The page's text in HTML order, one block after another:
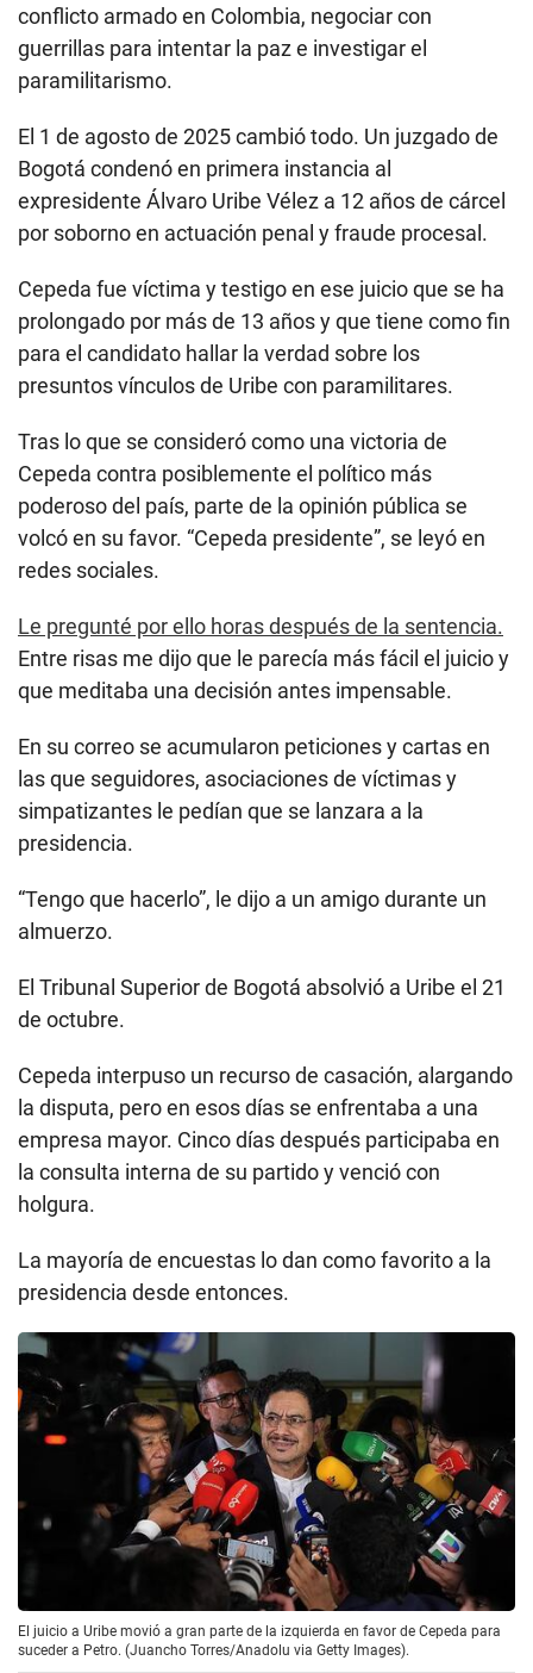
conflicto armado en Colombia, negociar con
guerrillas para intentar la paz e investigar el
paramilitarismo.
El 1 de agosto de 2025 cambió todo. Un juzgado de
Bogotá condenó en primera instancia al
expresidente Álvaro Uribe Vélez a 12 años de cárcel
por soborno en actuación penal y fraude procesal.
Cepeda fue víctima y testigo en ese juicio que se ha
prolongado por más de 13 años y que tiene como fin
para el candidato hallar la verdad sobre los
presuntos vínculos de Uribe con paramilitares.
Tras lo que se consideró como una victoria de
Cepeda contra posiblemente el político más
poderoso del país, parte de la opinión pública se
volcó en su favor. “Cepeda presidente”, se leyó en
redes sociales.
Le pregunté por ello horas después de la sentencia.
Entre risas me dijo que le parecía más fácil el juicio y
que meditaba una decisión antes impensable.
En su correo se acumularon peticiones y cartas en
las que seguidores, asociaciones de víctimas y
simpatizantes le pedían que se lanzara a la
presidencia.
“Tengo que hacerlo”, le dijo a un amigo durante un
almuerzo.
El Tribunal Superior de Bogotá absolvió a Uribe el 21
de octubre.
Cepeda interpuso un recurso de casación, alargando
la disputa, pero en esos días se enfrentaba a una
empresa mayor. Cinco días después participaba en
la consulta interna de su partido y venció con
holgura.
La mayoría de encuestas lo dan como favorito a la
presidencia desde entonces.
El juicio a Uribe movió a gran parte de la izquierda en favor de Cepeda para
suceder a Petro. (Juancho Torres/Anadolu via Getty Images).